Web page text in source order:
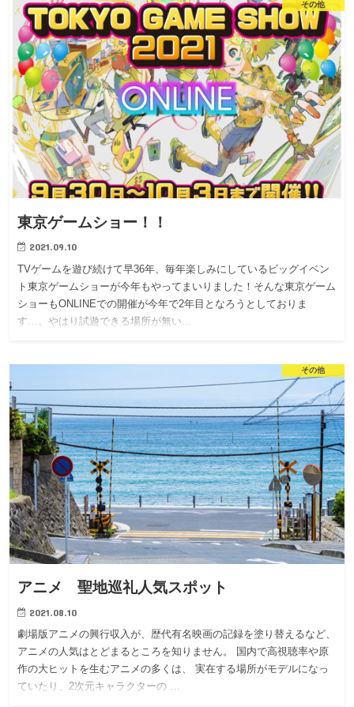
その他
東京ゲームショー！！
2021.09.10
TVゲームを遊び続けて早36年、毎年楽しみにしているビッグイベン
ト東京ゲームショーが今年もやってまいりました！そんな東京ゲーム
ショーもONLINEでの開催が今年で2年目となろうとしておりま
す…。やはり試遊できる場所が無い…
その他
アニメ 聖地巡礼人気スポット
2021.08.10
劇場版アニメの興行収入が、歴代有名映画の記録を塗り替えるなど、
アニメの人気はとどまるところを知りません。 国内で高視聴率や原
作の大ヒットを生むアニメの多くは、 実在する場所がモデルになっ
ていたり、2次元キャラクターの …